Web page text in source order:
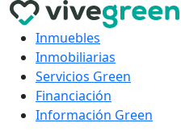
Inmuebles
Inmobiliarias
Servicios Green
Financiación
Información Green